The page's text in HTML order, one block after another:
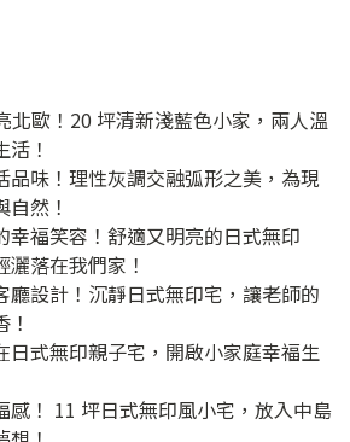
北歐！20 坪清新淺藍色小家，兩人溫
！
品味！理性灰調交融弧形之美，為現
然！
幸福笑容！舒適又明亮的日式無印
落在我們家！
廳設計！沉靜日式無印宅，讓老師的
日式無印親子宅，開啟小家庭幸福生
感！ 11 坪日式無印風小宅，放入中島